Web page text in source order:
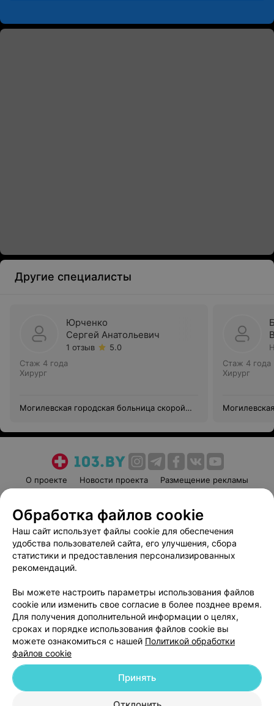
Другие специалисты
Юрченко
Сергей Анатольевич
1 отзыв
5.0
Стаж 4 года
Хирург
Могилевская городская больница скорой
Стаж 4 года
Хирург
О проекте Новости проекта
Размещение рекламы
Пользовательское соглашение
Способы оплаты
Вакансии
Партнеры
Написать руководителю 103.by
Обработка персональных данных
© 2026 ООО «Артокс Лаб», УНП 191700409
| 220012, Республика Беларусь,
Обработка файлов cookie
Наш сайт использует файлы cookie для обеспечения
удобства пользователей сайта, его улучшения, сбора
статистики и предоставления персонализированных
рекомендаций.
Вы можете настроить параметры использования файлов
cookie или изменить свое согласие в более позднее время.
Для получения дополнительной информации о целях,
сроках и порядке использования файлов cookie вы
можете ознакомиться с нашей Политикой обработки
файлов cookie
Принять